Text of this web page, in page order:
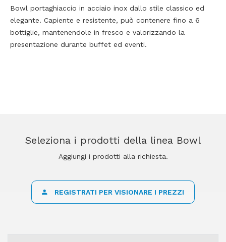
Bowl portaghiaccio in acciaio inox dallo stile classico ed
elegante. Capiente e resistente, può contenere fino a 6
bottiglie, mantenendole in fresco e valorizzando la
presentazione durante buffet ed eventi.
Seleziona i prodotti della linea Bowl
Aggiungi i prodotti alla richiesta.
REGISTRATI PER VISIONARE I PREZZI